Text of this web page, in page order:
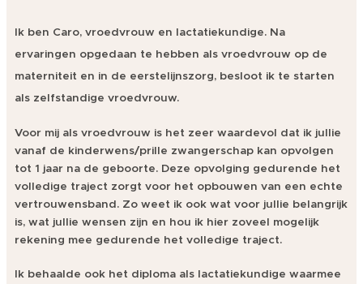
Ik ben Caro, vroedvrouw en lactatiekundige. Na
ervaringen opgedaan te hebben als vroedvrouw op de
materniteit en in de eerstelijnszorg, besloot ik te starten
als zelfstandige vroedvrouw.
Voor mij als vroedvrouw is het zeer waardevol dat ik jullie
vanaf de kinderwens/prille zwangerschap kan opvolgen
tot 1 jaar na de geboorte. Deze opvolging gedurende het
volledige traject zorgt voor het opbouwen van een echte
vertrouwensband. Zo weet ik ook wat voor jullie belangrijk
is, wat jullie wensen zijn en hou ik hier zoveel mogelijk
rekening mee gedurende het volledige traject.
Ik behaalde ook het diploma als lactatiekundige waarmee